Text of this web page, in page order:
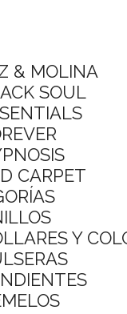
& MOLINA
SOUL
CARPET
Y